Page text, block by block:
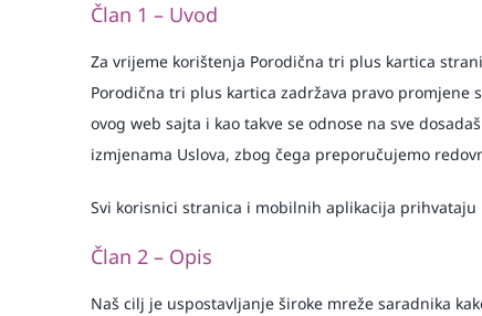
Član 1 – Uvod
Za vrijeme korištenja Porodična tri plus kartica
Porodična tri plus kartica zadržava pravo
ovog web sajta i kao takve se odnose na sve
izmjenama Uslova, zbog čega preporučujemo
Svi korisnici stranica i mobilnih aplikacija prihvataju
Član 2 – Opis
Naš cilj je uspostavljanje široke mreže saradnika